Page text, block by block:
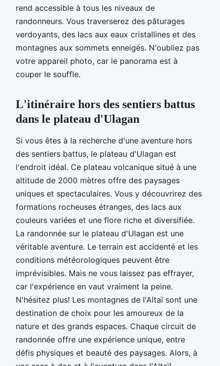
rend accessible à tous les niveaux de
randonneurs. Vous traverserez des pâturages
verdoyants, des lacs aux eaux cristallines et des
montagnes aux sommets enneigés. N'oubliez pas
votre appareil photo, car le panorama est à
couper le souffle.
L'itinéraire hors des sentiers battus
dans le plateau d'Ulagan
Si vous êtes à la recherche d'une aventure hors
des sentiers battus, le plateau d'Ulagan est
l'endroit idéal. Ce plateau volcanique situé à une
altitude de 2000 mètres offre des paysages
uniques et spectaculaires. Vous y découvrirez des
formations rocheuses étranges, des lacs aux
couleurs variées et une flore riche et diversifiée.
La randonnée sur le plateau d'Ulagan est une
véritable aventure. Le terrain est accidenté et les
conditions météorologiques peuvent être
imprévisibles. Mais ne vous laissez pas effrayer,
car l'expérience en vaut vraiment la peine.
N'hésitez plus! Les montagnes de l'Altaï sont une
destination de choix pour les amoureux de la
nature et des grands espaces. Chaque circuit de
randonnée offre une expérience unique, entre
défis physiques et beauté des paysages. Alors, à